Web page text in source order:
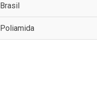
Brasil
Poliamida